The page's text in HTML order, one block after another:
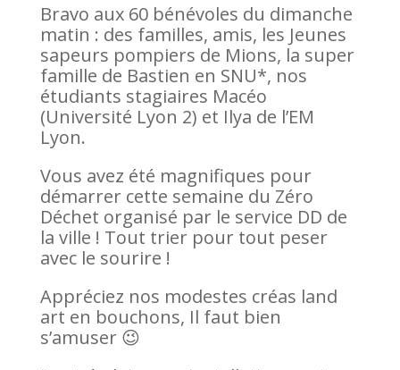
Bravo aux 60 bénévoles du dimanche
matin : des familles, amis, les Jeunes
sapeurs pompiers de Mions, la super
famille de Bastien en SNU*, nos
étudiants stagiaires Macéo
(Université Lyon 2) et Ilya de l’EM
Lyon.
Vous avez été magnifiques pour
démarrer cette semaine du Zéro
Déchet organisé par le service DD de
la ville ! Tout trier pour tout peser
avec le sourire !
Appréciez nos modestes créas land
art en bouchons, Il faut bien
s’amuser 😉